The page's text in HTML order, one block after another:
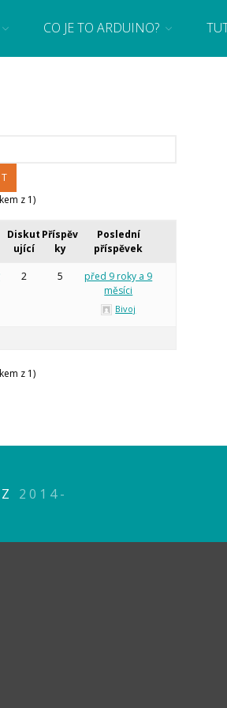
zábavnou formou! Arduino a microbit
CO JE TO ARDUINO?
z 1)
Diskut
ující
Příspěv
ky
Poslední
příspěvek
2 5
před 9 roky a 9
měsíci
Bivoj
z 1)
2014-